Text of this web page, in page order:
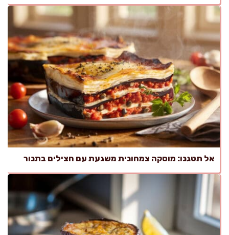
אל תטגנו: מוסקה צמחונית משגעת עם חצילים בתנור